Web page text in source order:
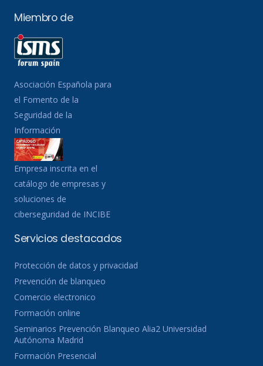
Miembro de
Asociación Española para
el Fomento de la
Seguridad de la
Información
Empresa inscrita en el
catálogo de empresas y
soluciones de
ciberseguridad de INCIBE
Servicios destacados
Protección de datos y privacidad
Prevención de blanqueo
Comercio electronico
Formación online
Seminarios Prevención Blanqueo Alia2 Universidad
Autónoma Madrid
Formación Presencial